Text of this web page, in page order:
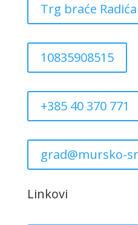
Trg braće
10835908515
+385 40 370 771
grad@mursko-
Linkovi